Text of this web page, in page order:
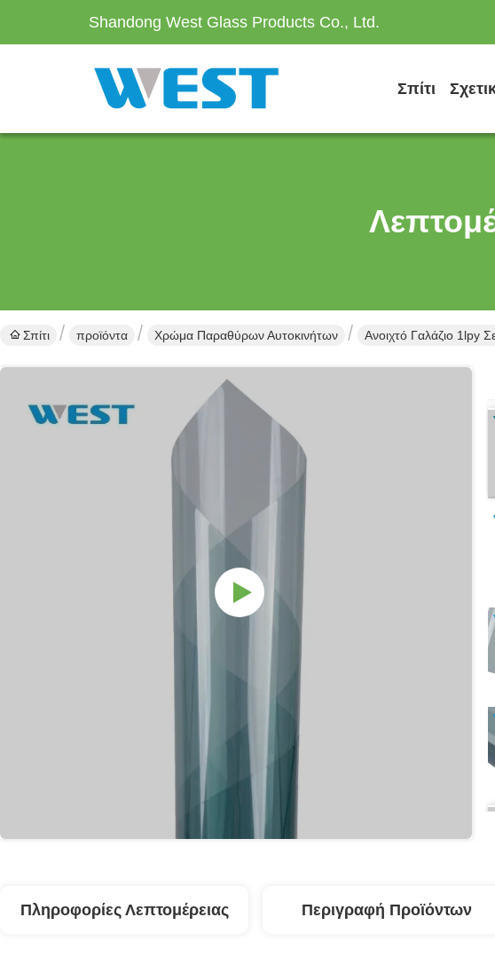
Shandong West Glass Products Co., Ltd.
Σπίτι
Σπίτι προϊόντα Χρώμα Παραθύρων Αυτοκινήτων Ανοιχτό Γαλάζιο 1lpy
Πληροφορίες Λεπτομέρειας Περιγραφή Προϊόντων